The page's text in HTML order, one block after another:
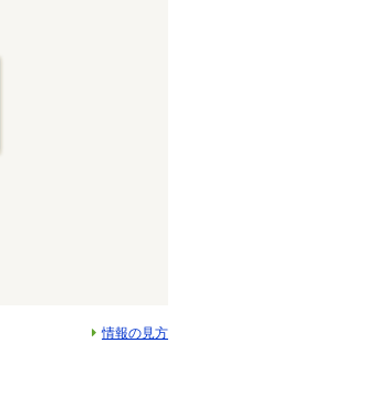
情報の見方